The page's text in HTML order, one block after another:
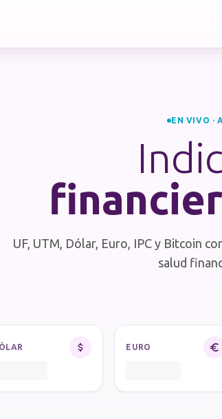
EN VIVO ·
UF, UTM, Dólar, Euro, IPC y Bitcoin
salud
EURO